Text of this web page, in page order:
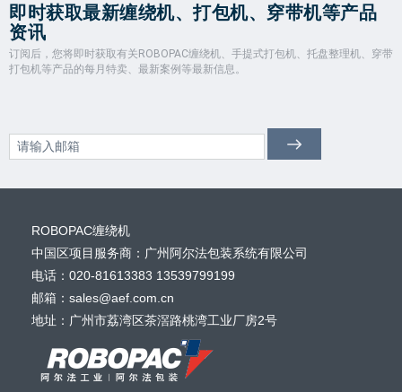
即时获取最新缠绕机、打包机、穿带机等产品
资讯
订阅后，您将即时获取有关ROBOPAC缠绕机、手提式打包机、托盘整理机、穿带
打包机等产品的每月特卖、最新案例等最新信息。
ROBOPAC缠绕机
中国区项目服务商：广州阿尔法包装系统有限公司
电话：020-81613383 13539799199
邮箱：sales@aef.com.cn
地址：广州市荔湾区茶滘路桃湾工业厂房2号